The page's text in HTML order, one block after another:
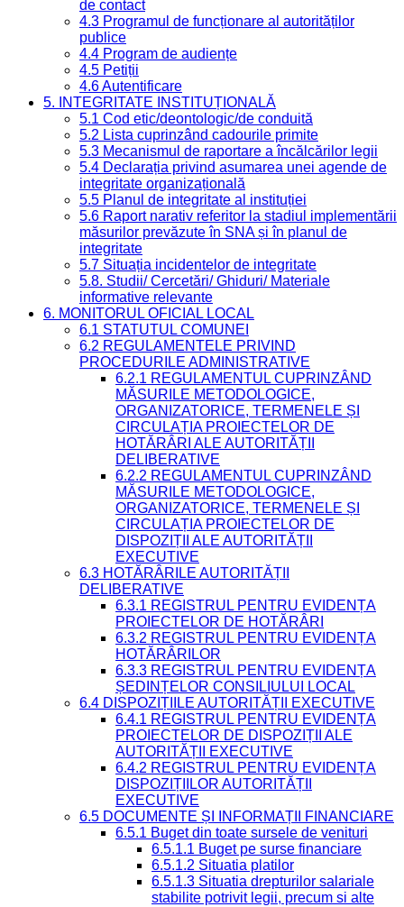
de contact
4.3 Programul de funcționare al autorităților
publice
4.4 Program de audiențe
4.5 Petiții
4.6 Autentificare
5. INTEGRITATE INSTITUȚIONALĂ
5.1 Cod etic/deontologic/de conduită
5.2 Lista cuprinzând cadourile primite
5.3 Mecanismul de raportare a încălcărilor legii
5.4 Declarația privind asumarea unei agende de
integritate organizațională
5.5 Planul de integritate al instituției
5.6 Raport narativ referitor la stadiul implementării
măsurilor prevăzute în SNA și în planul de
integritate
5.7 Situația incidentelor de integritate
5.8. Studii/ Cercetări/ Ghiduri/ Materiale
informative relevante
6. MONITORUL OFICIAL LOCAL
6.1 STATUTUL COMUNEI
6.2 REGULAMENTELE PRIVIND
PROCEDURILE ADMINISTRATIVE
6.2.1 REGULAMENTUL CUPRINZÂND
MĂSURILE METODOLOGICE,
ORGANIZATORICE, TERMENELE ȘI
CIRCULAȚIA PROIECTELOR DE
HOTĂRÂRI ALE AUTORITĂȚII
DELIBERATIVE
6.2.2 REGULAMENTUL CUPRINZÂND
MĂSURILE METODOLOGICE,
ORGANIZATORICE, TERMENELE ȘI
CIRCULAȚIA PROIECTELOR DE
DISPOZIȚII ALE AUTORITĂȚII
EXECUTIVE
6.3 HOTĂRÂRILE AUTORITĂȚII
DELIBERATIVE
6.3.1 REGISTRUL PENTRU EVIDENȚA
PROIECTELOR DE HOTĂRÂRI
6.3.2 REGISTRUL PENTRU EVIDENȚA
HOTĂRÂRILOR
6.3.3 REGISTRUL PENTRU EVIDENȚA
ȘEDINȚELOR CONSILIULUI LOCAL
6.4 DISPOZIȚIILE AUTORITĂȚII EXECUTIVE
6.4.1 REGISTRUL PENTRU EVIDENȚA
PROIECTELOR DE DISPOZIȚII ALE
AUTORITĂȚII EXECUTIVE
6.4.2 REGISTRUL PENTRU EVIDENȚA
DISPOZIȚIILOR AUTORITĂȚII
EXECUTIVE
6.5 DOCUMENTE ȘI INFORMAȚII FINANCIARE
6.5.1 Buget din toate sursele de venituri
6.5.1.1 Buget pe surse financiare
6.5.1.2 Situatia platilor
6.5.1.3 Situatia drepturilor salariale
stabilite potrivit legii, precum si alte